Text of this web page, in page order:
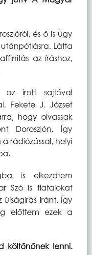
és ő is úgy
Látta
az íráshoz,
az írott sajtóval
Fekete J. József
hogy olvassak
Doroszlón. Így
rádiózással, helyi
is elkezdtem
Szó is fiatalokat
újságírás iránt. Így
előttem ezek a
költőnőnek lenni.